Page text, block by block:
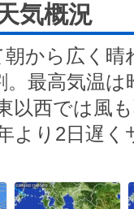
気概況
から広く晴
最高気温
以西では風
より2日遅